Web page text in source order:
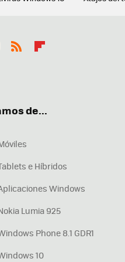
de...
e Híbridos
Windows
Lumia 925
Phone 8.1 GDR1
10